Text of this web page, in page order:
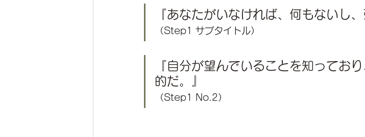
『あなたがいなければ、何もないし
（Step1 サブタイトル）
『自分が望んでいることを知ってお
的だ。』
（Step1 No.2）